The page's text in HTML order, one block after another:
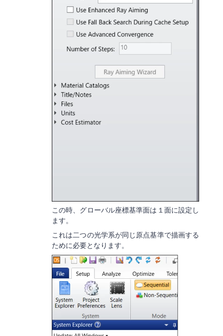
この時、グローバル座標基準面は１面に設定し
ます。
これは二つの光学系が同じ原点基準で描画する
ために必要となります。